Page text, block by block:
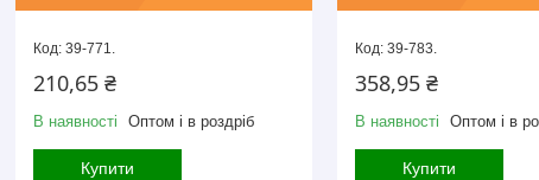
39-771.
210,65 ₴
В наявності Оптом і в роздріб
Купити
39-783.
358,95 ₴
В наявності Оптом і в
Купити